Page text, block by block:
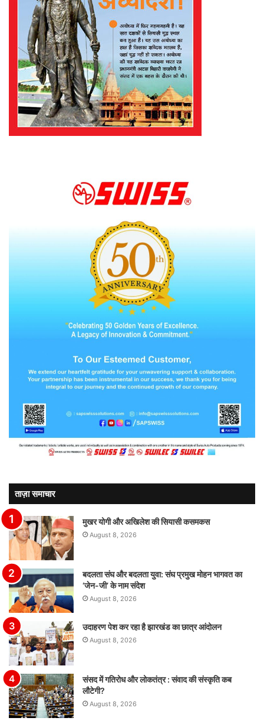
ताज़ा समाचार
मुखर योगी और अखिलेश की सियासी कसमकस
August 8, 2026
बदलता संघ और बदलता युवा: संघ प्रमुख मोहन भागवत का
‘जेन-जी’ के नाम संदेश
August 8, 2026
उदाहरण पेश कर रहा है झारखंड का छात्र आंदोलन
August 8, 2026
संसद में गतिरोध और लोकतंत्र : संवाद की संस्कृति कब
लौटेगी?
August 8, 2026